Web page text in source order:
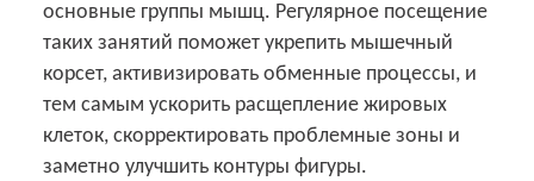
основные группы мышц. Регулярное посещение
таких занятий поможет укрепить мышечный
корсет, активизировать обменные процессы, и
тем самым ускорить расщепление жировых
клеток, скорректировать проблемные зоны и
заметно улучшить контуры фигуры.